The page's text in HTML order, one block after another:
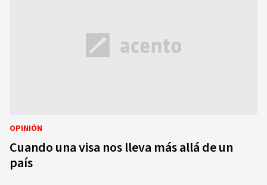
OPINIÓN
Cuando una visa nos lleva más allá de un
país